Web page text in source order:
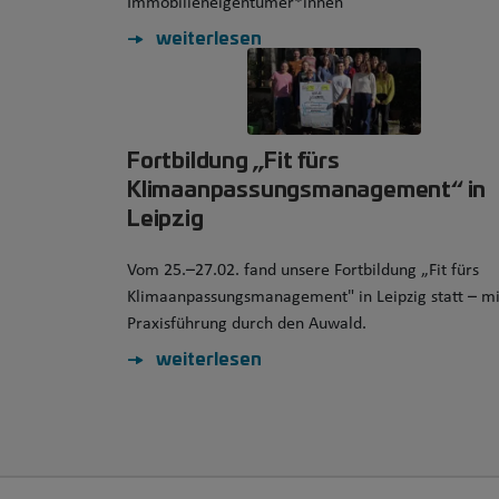
weiterlesen
Fortbildung „Fit fürs
Klimaanpassungsmanagement“ in
Leipzig
Vom 25.–27.02. fand unsere Fortbildung „Fit fürs
Klimaanpassungsmanagement" in Leipzig statt –
Praxisführung durch den Auwald.
weiterlesen